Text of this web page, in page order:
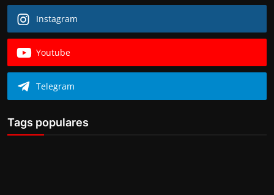
Instagram
Youtube
Telegram
Tags populares